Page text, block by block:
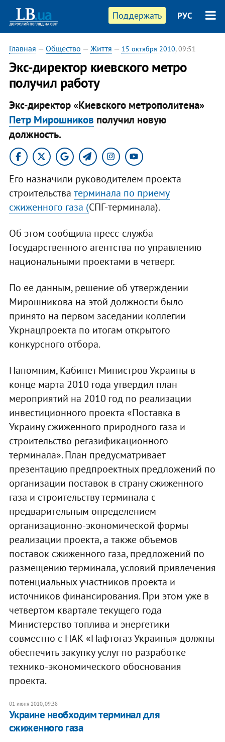
Поддержать РУС
Главная — Общество — Життя — 15 октября 2010, 09:51
Экс-директор киевского метро
получил работу
Экс-директор «Киевского метрополитена»
Петр Мирошников получил новую
должность.​
Его назначили руководителем проекта
строительства терминала по приему
сжиженного газа (СПГ-терминала).
Об этом сообщила пресс-служба
Государственного агентства по управлению
национальными проектами в четверг.
По ее данным, решение об утверждении
Мирошникова на этой должности было
принято на первом заседании коллегии
Укрнацпроекта по итогам открытого
конкурсного отбора.
Напомним, Кабинет Министров Украины в
конце марта 2010 года утвердил план
мероприятий на 2010 год по реализации
инвестиционного проекта «Поставка в
Украину сжиженного природного газа и
строительство регазификационного
терминала». План предусматривает
презентацию предпроектных предложений по
организации поставок в страну сжиженного
газа и строительству терминала с
предварительным определением
организационно-экономической формы
реализации проекта, а также объемов
поставок сжиженного газа, предложений по
размещению терминала, условий привлечения
потенциальных участников проекта и
источников финансирования. При этом уже в
четвертом квартале текущего года
Министерство топлива и энергетики
совместно с НАК «Нафтогаз Украины» должны
обеспечить закупку услуг по разработке
технико-экономического обоснования
проекта.
01 июня 2010, 09:38
Украине необходим терминал для
сжиженного газа